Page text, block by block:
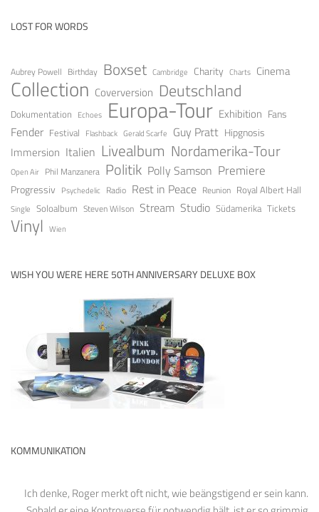
LOST FOR WORDS
Aubrey Powell Birthday Boxset Cambridge Charity Charts Cinema
Collection Coverversion Deutschland
Dokumentation Echoes Europa-Tour Exhibition Fans
Fender Festival Flashback Gerald Scarfe Guy Pratt Hipgnosis
Immersion Italien Livealbum Nordamerika-Tour
Open Air Phil Manzanera Politik Polly Samson Premiere
Progressiv Psychedelic Radio Rest in Peace Reunion Royal Albert Hall
Single Soloalbum Steven Wilson Stream Studio Südamerika Tickets
Vinyl Wien
WISH YOU WERE HERE 50TH ANNIVERSARY DELUXE BOX
KOMMUNIKATION
Ich denke, Roger merkt oft nicht, wie beängstigend er sein kann.